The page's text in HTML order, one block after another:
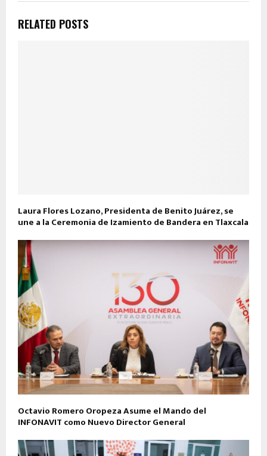
RELATED POSTS
Laura Flores Lozano, Presidenta de Benito Juárez, se
une a la Ceremonia de Izamiento de Bandera en Tlaxcala
Octavio Romero Oropeza Asume el Mando del
INFONAVIT como Nuevo Director General